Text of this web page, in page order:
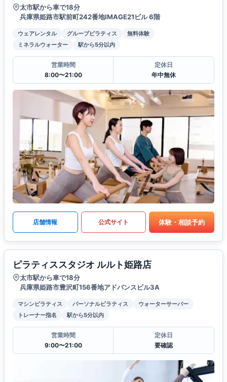
太市駅から車で18分
兵庫県姫路市駅前町242番地IMAGE21ビル 6階
ウェアレンタル グループピラティス
無料体験
ミネラルウォーター
駅から5分以内
営業時間
8:00〜21:00
定休日
年中無休
店舗情報 公式サイト 体験・相談予約
ピラティススタジオ ルルト姫路店
太市駅から車で18分
兵庫県姫路市豊沢町156番地アドバンスビル3A
マシンピラティス パーソナルピラティス
ウォーターサーバー
トレーナー指名
駅から5分以内
営業時間
9:00〜21:00
定休日
要確認